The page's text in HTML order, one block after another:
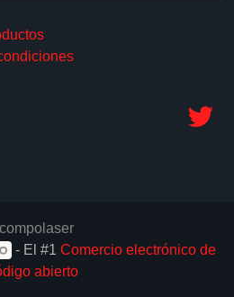
- El #1 Comercio electrónico de
abierto